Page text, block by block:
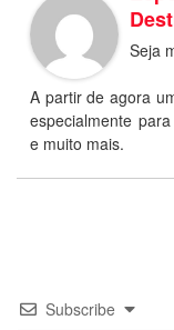
Seja
A partir de agora
especialmente
e muito mais.
Subscribe